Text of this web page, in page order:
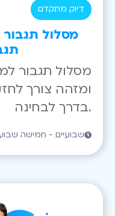
דיוק מתקדם
מסלול
מסלול תגבור
ומזהה צורך
בדרך לבחינה.
שבועיים - חמישה